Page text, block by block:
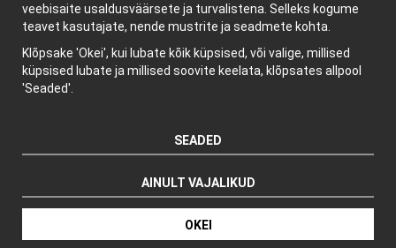
veebisaite usaldusväärsete ja turvalistena. Selleks kogume
teavet kasutajate, nende mustrite ja seadmete kohta.
Klõpsake 'Okei', kui lubate kõik küpsised, või valige, millised
küpsised lubate ja millised soovite keelata, klõpsates allpool
'Seaded'.
SEADED
AINULT VAJALIKUD
OKEI